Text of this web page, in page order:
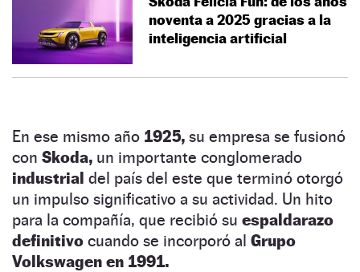
noventa a 2025 gracias a la
inteligencia artificial
En ese mismo año 1925, su empresa se fusionó
con Skoda, un importante conglomerado
industrial del país del este que terminó otorgó
un impulso significativo a su actividad. Un hito
para la compañía, que recibió su espaldarazo
definitivo cuando se incorporó al Grupo
Volkswagen en 1991.